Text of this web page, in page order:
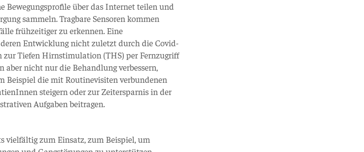
Bewegungsprofile über das Internet teilen und
sammeln. Tragbare Sensoren kommen
frühzeitiger zu erkennen. Eine
Entwicklung nicht zuletzt durch die Covid-
zur Tiefen Hirnstimulation (THS) per Fernzugriff
nicht nur die Behandlung verbessern,
Beispiel die mit Routinevisiten verbundenen
steigern oder zur Zeitersparnis in der
Aufgaben beitragen.
zum Einsatz, zum Beispiel, um